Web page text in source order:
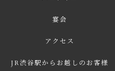
宴会
アクセス
JR渋谷駅からお越しのお客様